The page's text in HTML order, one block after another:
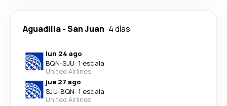
Aguadilla-San Juan 4 días
lun 24 ago
BQN-SJU· 1 escala
United Airlines
jue 27 ago
SJU-BQN· 1 escala
United Airlines